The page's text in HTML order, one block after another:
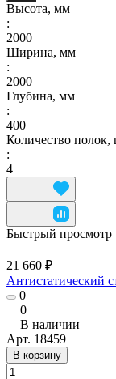
Высота, мм
:
2000
Ширина, мм
:
2000
Глубина, мм
:
400
Количество полок,
:
4
Быстрый просмотр
21 660 ₽
Антистатический
0
0
В наличии
Арт. 18459
В корзину